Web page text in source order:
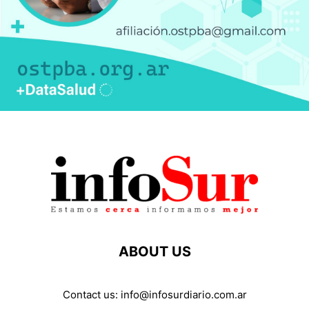
ABOUT US
Contact us: info@infosurdiario.com.ar